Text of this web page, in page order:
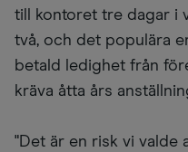
till kontoret tre dagar i
två, och det populära
betald ledighet från
kräva åtta års
"Det är en risk vi valde